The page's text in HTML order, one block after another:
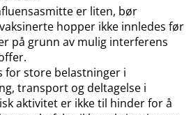
er liten, bør
hopper ikke innledes før
på grunn av mulig interferens
for store belastninger i
transport og deltagelse i
aktivitet er ikke til hinder for å